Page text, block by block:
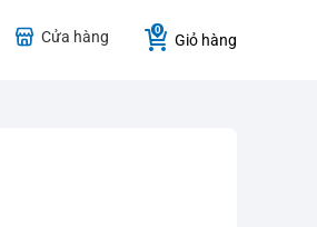
Cửa hàng Giỏ hàng